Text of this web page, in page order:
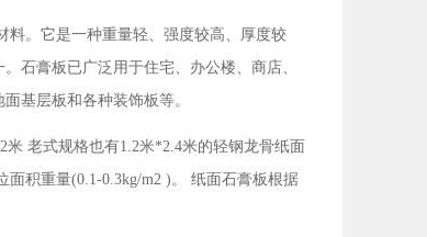
料。它是一种重量轻、强度较高、厚度较
石膏板已广泛用于住宅、办公楼、商店、
基层板和各种装饰板等。
老式规格也有1.2米*2.4米的轻钢龙骨纸面
积重量(0.1-0.3kg/m2 )。 纸面石膏板根据